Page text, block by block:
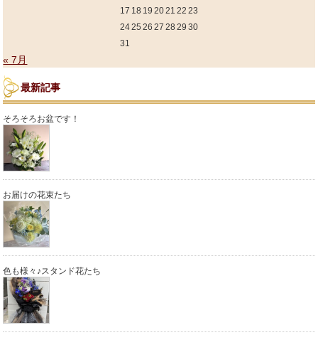
17 18 19 2021 22 23
2425 26 27 28 29 30
31
« 7月
最新記事
そろそろお盆です！
お届けの花束たち
色も様々♪スタンド花たち